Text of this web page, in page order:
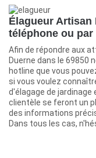
Élagueur Artisan
téléphone ou par
Afin de répondre aux
Duerne dans le 69850
hotline que vous
si vous voulez
d'élagage de jardinage
clientèle se feront un
des informations
Dans tous les cas,